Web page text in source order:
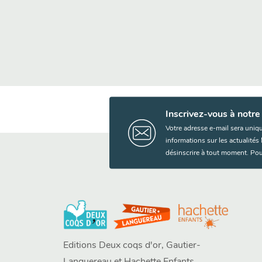
Inscrivez-vous à
Votre adresse e-mail sera
informations sur les actualités
désinscrire à tout moment.
Editions Deux coqs d'or, Gautier-